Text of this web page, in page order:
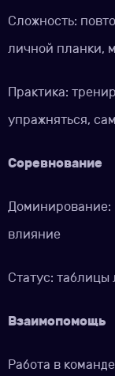
Сложность:
личной планки,
Практика:
упражняться,
Соревнование
Доминирование:
влияние
Статус: таблицы
Взаимопомощь
Работа в